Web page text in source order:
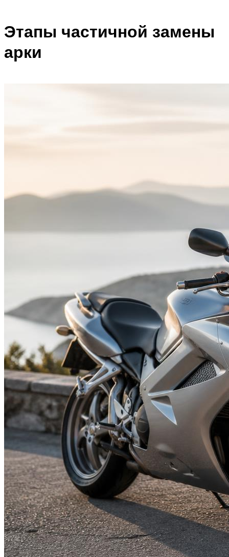
Этапы частичной замены
арки